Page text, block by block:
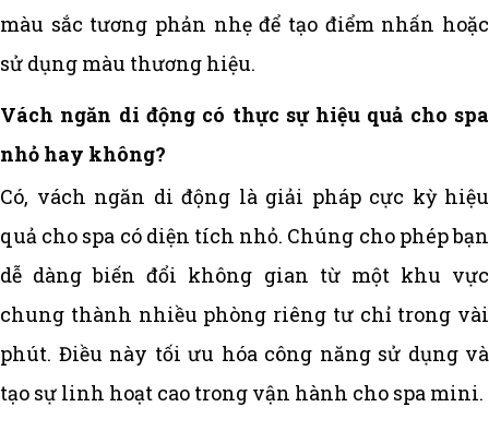
màu sắc tương phản nhẹ để tạo điểm nhấn hoặc
sử dụng màu thương hiệu.
Vách ngăn di động có thực sự hiệu quả cho spa
nhỏ hay không?
Có, vách ngăn di động là giải pháp cực kỳ hiệu
quả cho spa có diện tích nhỏ. Chúng cho phép bạn
dễ dàng biến đổi không gian từ một khu vực
chung thành nhiều phòng riêng tư chỉ trong vài
phút. Điều này tối ưu hóa công năng sử dụng và
tạo sự linh hoạt cao trong vận hành cho spa mini.